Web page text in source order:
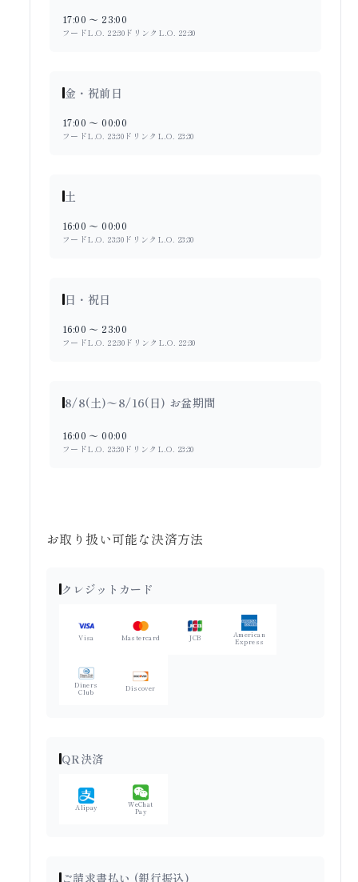
17:00 〜 23:00
フードL.O. 22:30 ドリンクL.O. 22:30
金・祝前日
17:00 〜 00:00
フードL.O. 23:30 ドリンクL.O. 23:30
土
16:00 〜 00:00
フードL.O. 23:30 ドリンクL.O. 23:30
日・祝日
16:00 〜 23:00
フードL.O. 22:30 ドリンクL.O. 22:30
8/8(土)〜8/16(日) お盆期間
16:00 〜 00:00
フードL.O. 23:30 ドリンクL.O. 23:30
お取り扱い可能な決済方法
クレジットカード
Visa Mastercard JCB
American
Express
Diners
Club
Discover
QR決済
Alipay
WeChat
Pay
ご請求書払い (銀行振込)